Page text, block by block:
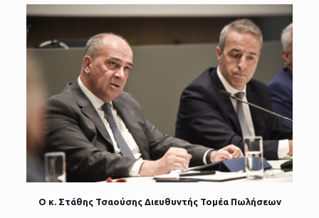
Ο κ. Στάθης Τσαούσης Διευθυντής Τομέα Πωλήσεων